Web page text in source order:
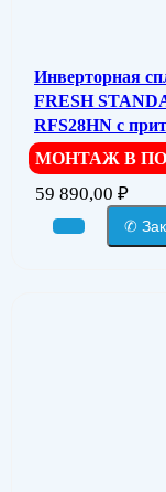
Инверторная
FRESH
RFS28HN с
МОНТАЖ В
59 890,00 ₽
✆